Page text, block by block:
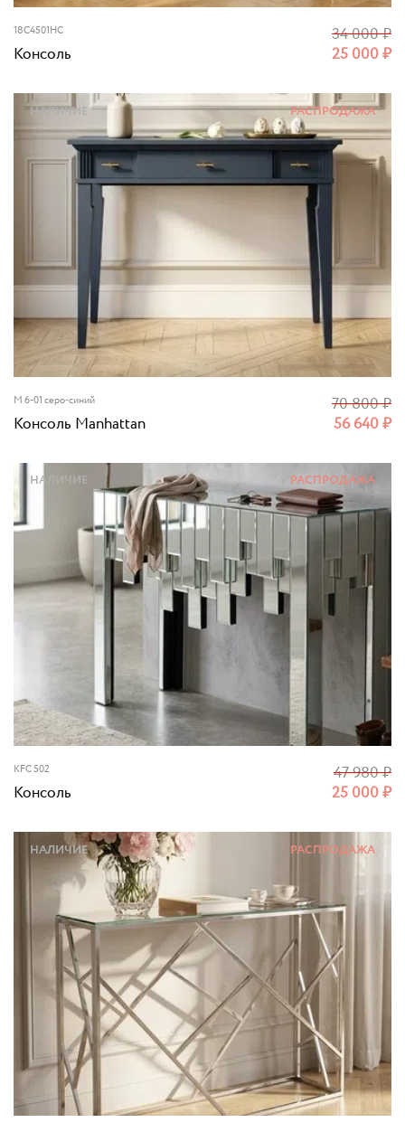
18C4501HC
Консоль 25 000₽
34 000₽
M 6-01 серо-синий
Консоль Manhattan 56 640₽
70 800₽
РАСПРОДАЖА
НАЛИЧИЕ
KFC 502
Консоль 25 000₽
47 980₽
РАСПРОДАЖА
НАЛИЧИЕ
РАСПРОДАЖА
НАЛИЧИЕ